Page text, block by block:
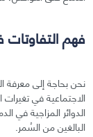
فهم
نحن بحاجة إلى معرفة
الاجتماعية في
الدوائر المزاجية في
البالغين من السُمر.